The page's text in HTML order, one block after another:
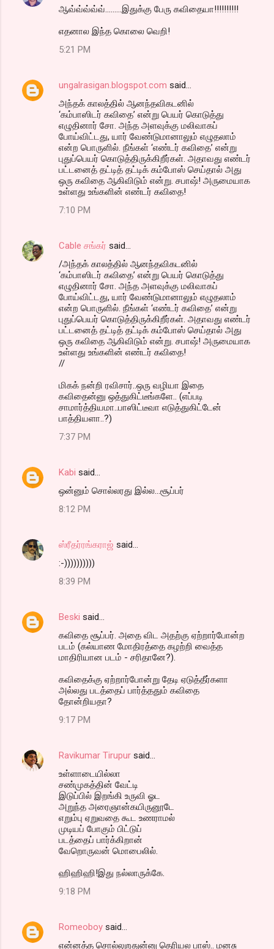
ஆவ்வ்வ்வ்வ்.........இதுக்கு பேரு கவிதையா!!!!!!!!!!
எதனால இந்த கொலை வெறி!
5:21 PM
ungalrasigan.blogspot.com said…
அந்தக் காலத்தில் ஆனந்தவிகடனில்
‘கம்பாஸிடர் கவிதை’ என்று பெயர் கொடுத்து
எழுதினார் சோ. அந்த அளவுக்கு மலிவாகப்
போய்விட்டது, யார் வேண்டுமானாலும் எழுதலாம்
என்ற பொருளில். நீங்கள் ‘எண்டர் கவிதை’ என்று
புதுப்பெயர் கொடுத்திருக்கிறீர்கள். அதாவது எண்டர்
பட்டனைத் தட்டித் தட்டிக் கம்போஸ் செய்தால் அது
ஒரு கவிதை ஆகிவிடும் என்று. சபாஷ்! அருமையாக
உள்ளது உங்களின் எண்டர் கவிதை!
7:10 PM
Cable சங்கர் said…
/அந்தக் காலத்தில் ஆனந்தவிகடனில்
‘கம்பாஸிடர் கவிதை’ என்று பெயர் கொடுத்து
எழுதினார் சோ. அந்த அளவுக்கு மலிவாகப்
போய்விட்டது, யார் வேண்டுமானாலும் எழுதலாம்
என்ற பொருளில். நீங்கள் ‘எண்டர் கவிதை’ என்று
புதுப்பெயர் கொடுத்திருக்கிறீர்கள். அதாவது எண்டர்
பட்டனைத் தட்டித் தட்டிக் கம்போஸ் செய்தால் அது
ஒரு கவிதை ஆகிவிடும் என்று. சபாஷ்! அருமையாக
உள்ளது உங்களின் எண்டர் கவிதை!
//
மிகக் நன்றி ரவிசார்..ஒரு வழியா இதை
கவிதைன்னு ஒத்துகிட்டீங்களே.. (எப்படி
சாமார்த்தியமா..பாஸிட்டீவா எடுத்துகிட்டேன்
பாத்தியளா..?)
7:37 PM
Kabi said…
ஒன்னும் சொல்லரது இல்ல...சூப்பர்
8:12 PM
ஸ்ரீதர்ரங்கராஜ் said…
:-))))))))))
8:39 PM
Beski said…
கவிதை சூப்பர். அதை விட அதற்கு ஏற்றார்போன்ற
படம் (கல்யாண மோதிரத்தை கழற்றி வைத்த
மாதிரியான படம் - சரிதானே?).
கவிதைக்கு ஏற்றார்போன்று தேடி ஏடுத்தீர்களா
அல்லது படத்தைப் பார்த்ததும் கவிதை
தோன்றியதா?
9:17 PM
Ravikumar Tirupur said…
உள்ளாடையில்லா
சண்முகத்தின் வேட்டி
இடுப்பில் இறங்கி உருவி ஓட
அறுந்த அரைஞான்கயிருனூடே
எறும்பு ஏறுவதை கூட உணராமல்
முடியப் போகும் பிட்டுப்
படத்தைப் பார்க்கிறான்
வேறொருவன் மொபைலில்.
ஹிஹிஹி!இது நல்லாருக்கே.
9:18 PM
Romeoboy said…
என்னத்த சொல்லுறதுன்னு தெரியல பாஸ்.. மனசு